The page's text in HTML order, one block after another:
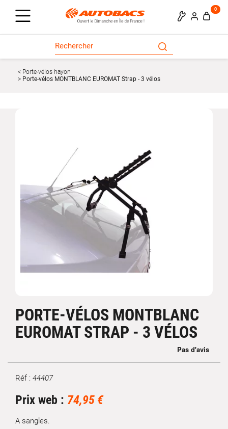
0
Porte-vélos hayon
Porte-vélos MONTBLANC EUROMAT Strap - 3 vélos
PORTE-VÉLOS MONTBLANC
EUROMAT STRAP - 3 VÉLOS
Marque
Réf : 44407
Prix web : 74,95 €
A sangles.